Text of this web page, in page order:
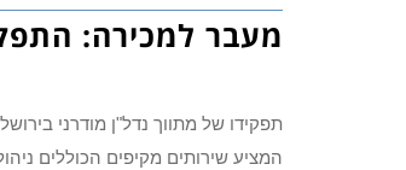
מעבר למכירה:
תפקידו של מתווך נדל"ן מודרני
המציע שירותים מקיפים הכוללים